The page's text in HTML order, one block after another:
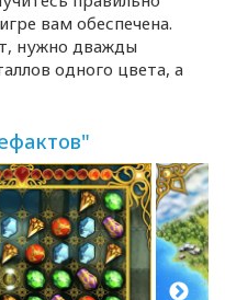
вам обеспечена.
нужно дважды
одного цвета, а